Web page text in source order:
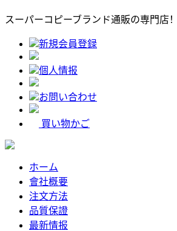
スーパーコピーブランド通販の専門店！
新規会員登録
個人情报
お問い合わせ
買い物かご
ホーム
會社概要
注文方法
品質保證
最新情报